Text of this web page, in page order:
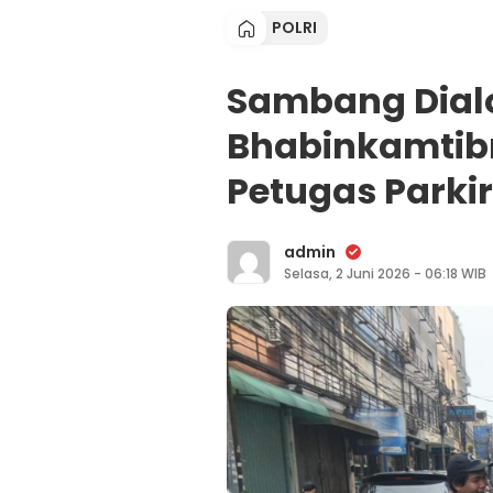
POLRI
Sambang
Petugas Parkir
admin
Selasa, 2 Juni 2026 - 06:18 WIB